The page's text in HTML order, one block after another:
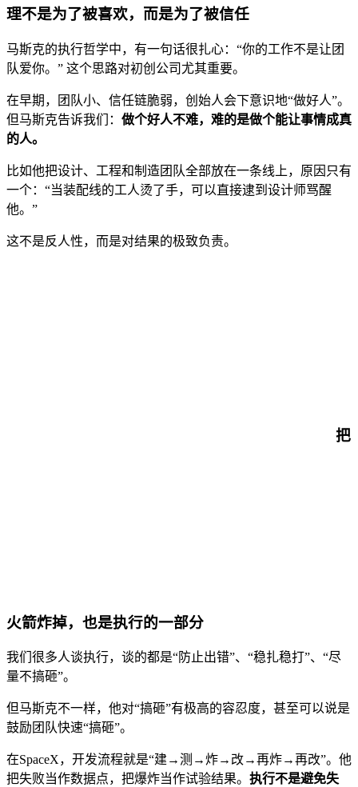
理不是为了被喜欢，而是为了被信任
马斯克的执行哲学中，有一句话很扎心：“你的工作不是让团
队爱你。” 这个思路对初创公司尤其重要。
在早期，团队小、信任链脆弱，创始人会下意识地“做好人”。
但马斯克告诉我们： 做个好人不难，难的是做个能让事情成真
的人。
比如他把设计、工程和制造团队全部放在一条线上，原因只有
一个：“当装配线的工人烫了手，可以直接逮到设计师骂醒
他。”
这不是反人性，而是对结果的极致负责。
把
火箭炸掉，也是执行的一部分
我们很多人谈执行，谈的都是“防止出错”、“稳扎稳打”、“尽
量不搞砸”。
但马斯克不一样，他对“搞砸”有极高的容忍度，甚至可以说是
鼓励团队快速“搞砸”。
在SpaceX，开发流程就是“建→测→炸→改→再炸→再改”。他
把失败当作数据点，把爆炸当作试验结果。 执行不是避免失